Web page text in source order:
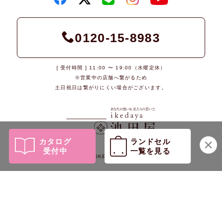
カタログ
受付中
ランドセル
一覧を見る
0120-15-8983
[ 受付時間 ] 11:00 〜 19:00（水曜定休）
※営業中の店舗へ繋がるため
土日祝日は繋がりにくい場合がございます。
© 2026 IKEDAYA Co., Ltd.